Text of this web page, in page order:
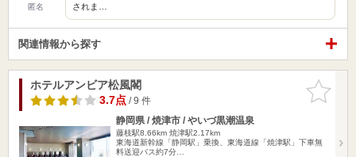
匿名
されま…
関連情報から探す
お気に入
りに追加
ホテルアンビア松風閣
3.7点/ 9 件
静岡県 / 焼津市 / やいづ黒潮温泉
藤枝駅8.66km 焼津駅2.17km
東海道新幹線「静岡駅」乗換、東海道線「焼津駅」下車無
料送迎バス約7分…